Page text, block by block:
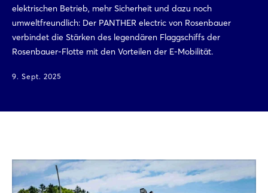
elektrischen Betrieb, mehr Sicherheit und dazu noch
umweltfreundlich: Der PANTHER electric von Rosenbauer
verbindet die Stärken des legendären Flaggschiffs der
Rosenbauer-Flotte mit den Vorteilen der E-Mobilität.
9. Sept. 2025